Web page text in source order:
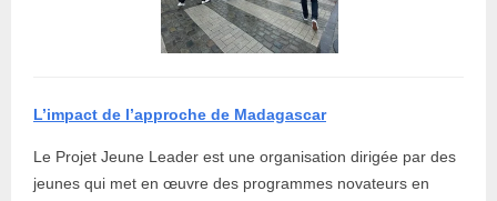
L’impact de l’approche de Madagascar
Le Projet Jeune Leader est une organisation dirigée par des
jeunes qui met en œuvre des programmes novateurs en